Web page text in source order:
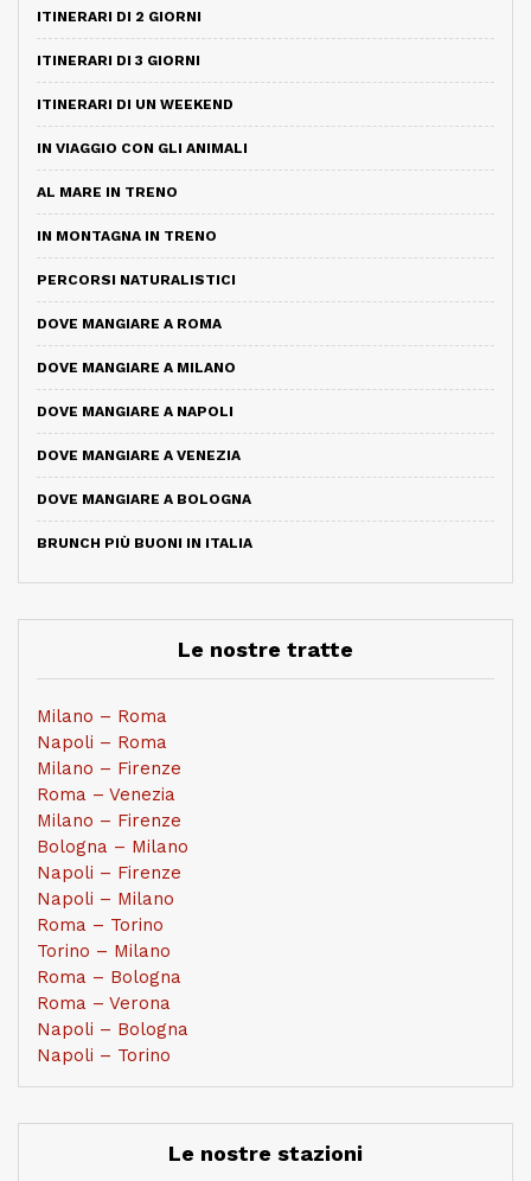
ITINERARI DI 2 GIORNI
ITINERARI DI 3 GIORNI
ITINERARI DI UN WEEKEND
IN VIAGGIO CON GLI ANIMALI
AL MARE IN TRENO
IN MONTAGNA IN TRENO
PERCORSI NATURALISTICI
DOVE MANGIARE A ROMA
DOVE MANGIARE A MILANO
DOVE MANGIARE A NAPOLI
DOVE MANGIARE A VENEZIA
DOVE MANGIARE A BOLOGNA
BRUNCH PIÙ BUONI IN ITALIA
Le nostre tratte
Milano – Roma
Napoli – Roma
Milano – Firenze
Roma – Venezia
Milano – Firenze
Bologna – Milano
Napoli – Firenze
Napoli – Milano
Roma – Torino
Torino – Milano
Roma – Bologna
Roma – Verona
Napoli – Bologna
Napoli – Torino
Le nostre stazioni